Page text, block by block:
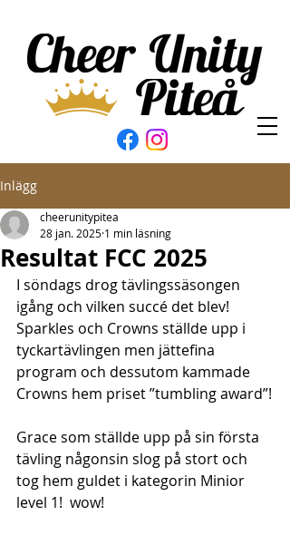
Inlägg
Resultat FCC 2025
cheerunitypitea
28 jan. 2025 1 min läsning
I söndags drog tävlingssäsongen
igång och vilken succé det blev!
Sparkles och Crowns ställde upp i
tyckartävlingen men jättefina
program och dessutom kammade
Crowns hem priset ”tumbling award”!
Grace som ställde upp på sin första
tävling någonsin slog på stort och
tog hem guldet i kategorin Minior
level 1! wow!